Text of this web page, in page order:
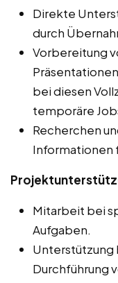
Direkte
durch
Vorbereitung
bei diesen
temporäre
Recherchen
Informationen
Mitarbeit bei
Aufgaben.
Unterstützung
Durchführung